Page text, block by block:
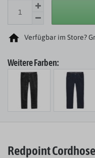
Verfügbar im Store?
Weitere Farben:
Redpoint